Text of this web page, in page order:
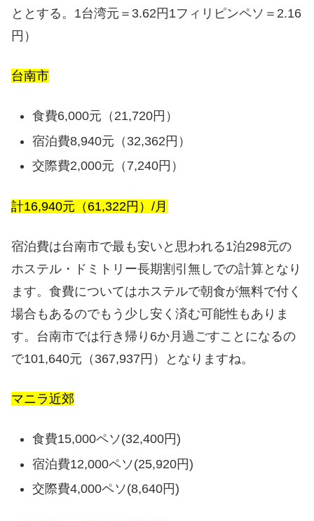
ととする。1台湾元＝3.62円1フィリピンペソ＝2.16
円）
台南市
食費6,000元（21,720円）
宿泊費8,940元（32,362円）
交際費2,000元（7,240円）
計16,940元（61,322円）/月
宿泊費は台南市で最も安いと思われる1泊298元の
ホステル・ドミトリー長期割引無しでの計算となり
ます。食費についてはホステルで朝食が無料で付く
場合もあるのでもう少し安く済む可能性もありま
す。台南市では行き帰り6か月過ごすことになるの
で101,640元（367,937円）となりますね。
マニラ近郊
食費15,000ペソ(32,400円)
宿泊費12,000ペソ(25,920円)
交際費4,000ペソ(8,640円)